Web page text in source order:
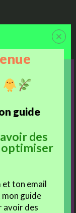
:
guide
des
optimiser
et ton email
mon guide
avoir des